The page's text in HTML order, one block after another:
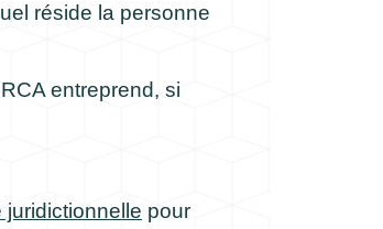
réside la personne
entreprend, si
juridictionnelle pour